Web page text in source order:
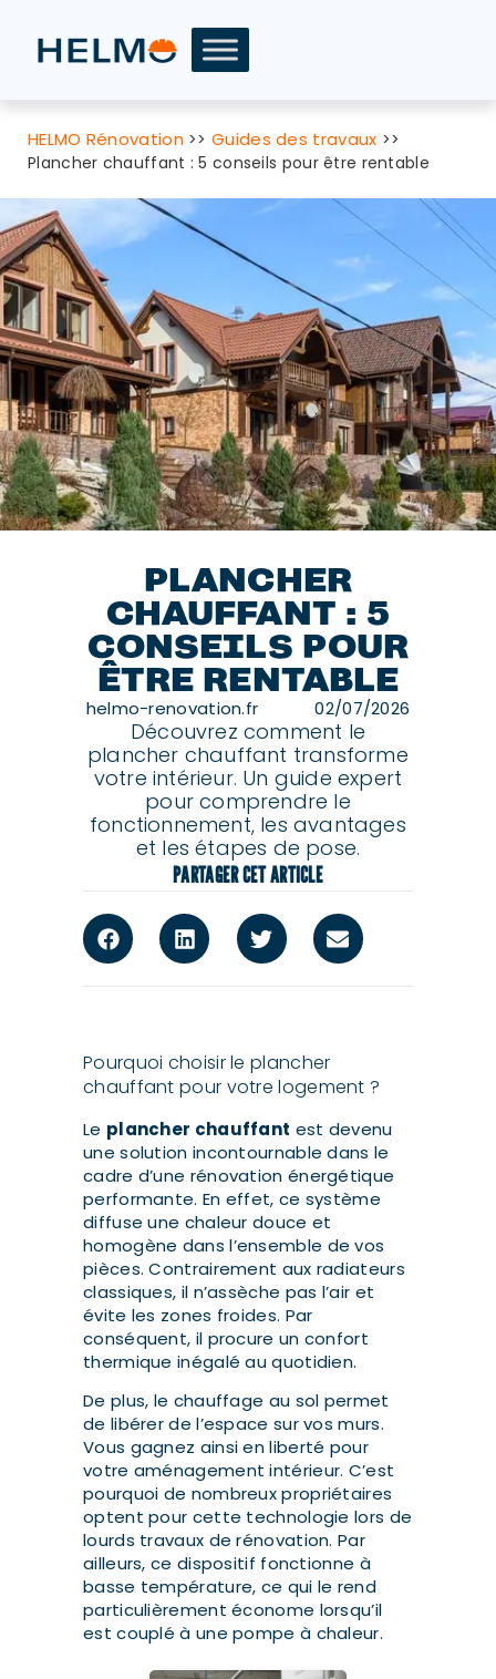
HELMO Rénovation>>Guides des travaux >>
Plancher chauffant : 5 conseils pour être rentable
PLANCHER
CHAUFFANT : 5
CONSEILS POUR
ÊTRE RENTABLE
helmo-renovation.fr 02/07/2026
Découvrez comment le
plancher chauffant transforme
votre intérieur. Un guide expert
pour comprendre le
fonctionnement, les avantages
et les étapes de pose.
PARTAGER CET ARTICLE
Pourquoi choisir le plancher
chauffant pour votre logement ?
Le plancher chauffant est devenu
une solution incontournable dans le
cadre d’une rénovation énergétique
performante. En effet, ce système
diffuse une chaleur douce et
homogène dans l’ensemble de vos
pièces. Contrairement aux radiateurs
classiques, il n’assèche pas l’air et
évite les zones froides. Par
conséquent, il procure un confort
thermique inégalé au quotidien.
De plus, le chauffage au sol permet
de libérer de l’espace sur vos murs.
Vous gagnez ainsi en liberté pour
votre aménagement intérieur. C’est
pourquoi de nombreux propriétaires
optent pour cette technologie lors de
lourds travaux de rénovation. Par
ailleurs, ce dispositif fonctionne à
basse température, ce qui le rend
particulièrement économe lorsqu’il
est couplé à une pompe à chaleur.